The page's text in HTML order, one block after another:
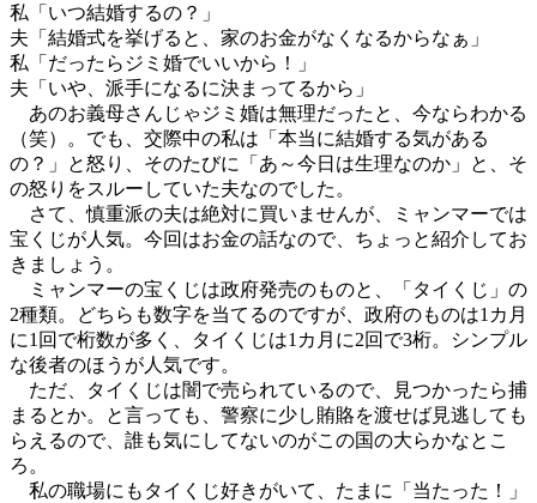
私「いつ結婚するの？」
夫「結婚式を挙げると、家のお金がなくなるからなぁ」
私「だったらジミ婚でいいから！」
夫「いや、派手になるに決まってるから」
あのお義母さんじゃジミ婚は無理だったと、今ならわかる
（笑）。でも、交際中の私は「本当に結婚する気がある
の？」と怒り、そのたびに「あ～今日は生理なのか」と、そ
の怒りをスルーしていた夫なのでした。
さて、慎重派の夫は絶対に買いませんが、ミャンマーでは
宝くじが人気。今回はお金の話なので、ちょっと紹介してお
きましょう。
ミャンマーの宝くじは政府発売のものと、「タイくじ」の
2種類。どちらも数字を当てるのですが、政府のものは1カ月
に1回で桁数が多く、タイくじは1カ月に2回で3桁。シンプル
な後者のほうが人気です。
ただ、タイくじは闇で売られているので、見つかったら捕
まるとか。と言っても、警察に少し賄賂を渡せば見逃しても
らえるので、誰も気にしてないのがこの国の大らかなとこ
ろ。
私の職場にもタイくじ好きがいて、たまに「当たった！」